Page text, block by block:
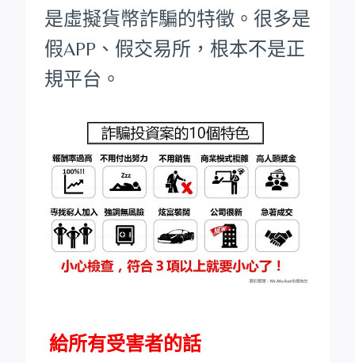
是虛擬貨幣詐騙的特徵。很多是
假APP、假交易所，根本不是正
規平台。
給所有受害者的話